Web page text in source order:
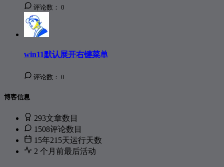
评论数： 0
win11默认展开右键菜单
评论数： 0
博客信息
293文章数目
1508评论数目
15年215天运行天数
2 个月前最后活动